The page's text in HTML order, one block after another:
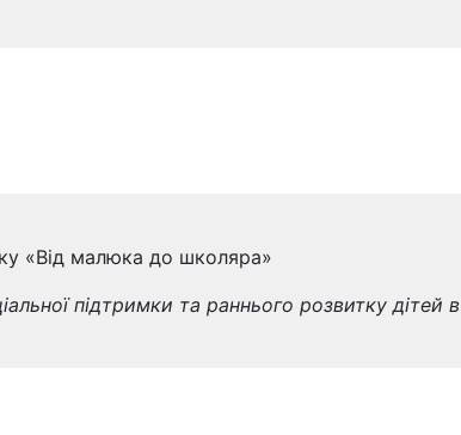
«Від малюка до школяра»
підтримки та раннього розвитку дітей в